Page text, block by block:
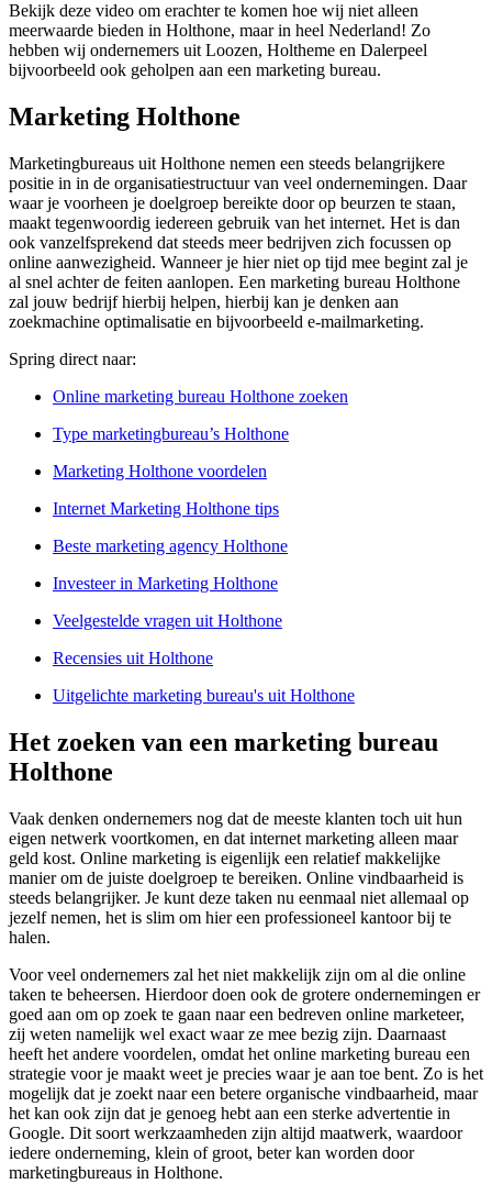
Bekijk deze video om erachter te komen hoe wij niet alleen
meerwaarde bieden in Holthone, maar in heel Nederland! Zo
hebben wij ondernemers uit Loozen, Holtheme en Dalerpeel
bijvoorbeeld ook geholpen aan een marketing bureau.
Marketing Holthone
Marketingbureaus uit Holthone nemen een steeds belangrijkere
positie in in de organisatiestructuur van veel ondernemingen. Daar
waar je voorheen je doelgroep bereikte door op beurzen te staan,
maakt tegenwoordig iedereen gebruik van het internet. Het is dan
ook vanzelfsprekend dat steeds meer bedrijven zich focussen op
online aanwezigheid. Wanneer je hier niet op tijd mee begint zal je
al snel achter de feiten aanlopen. Een marketing bureau Holthone
zal jouw bedrijf hierbij helpen, hierbij kan je denken aan
zoekmachine optimalisatie en bijvoorbeeld e-mailmarketing.
Spring direct naar:
Online marketing bureau Holthone zoeken
Type marketingbureau’s Holthone
Marketing Holthone voordelen
Internet Marketing Holthone tips
Beste marketing agency Holthone
Investeer in Marketing Holthone
Veelgestelde vragen uit Holthone
Recensies uit Holthone
Uitgelichte marketing bureau's uit Holthone
Het zoeken van een marketing bureau
Holthone
Vaak denken ondernemers nog dat de meeste klanten toch uit hun
eigen netwerk voortkomen, en dat internet marketing alleen maar
geld kost. Online marketing is eigenlijk een relatief makkelijke
manier om de juiste doelgroep te bereiken. Online vindbaarheid is
steeds belangrijker. Je kunt deze taken nu eenmaal niet allemaal op
jezelf nemen, het is slim om hier een professioneel kantoor bij te
halen.
Voor veel ondernemers zal het niet makkelijk zijn om al die online
taken te beheersen. Hierdoor doen ook de grotere ondernemingen er
goed aan om op zoek te gaan naar een bedreven online marketeer,
zij weten namelijk wel exact waar ze mee bezig zijn. Daarnaast
heeft het andere voordelen, omdat het online marketing bureau een
strategie voor je maakt weet je precies waar je aan toe bent. Zo is het
mogelijk dat je zoekt naar een betere organische vindbaarheid, maar
het kan ook zijn dat je genoeg hebt aan een sterke advertentie in
Google. Dit soort werkzaamheden zijn altijd maatwerk, waardoor
iedere onderneming, klein of groot, beter kan worden door
marketingbureaus in Holthone.